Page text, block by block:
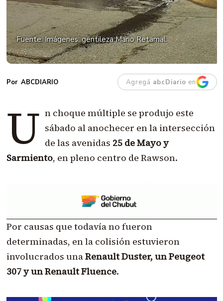
ABCDIARIO Agregá abcDiario en
Fuente: Imágenes: gentileza Mario Retamal.
U n choque múltiple se produjo este
sábado al anochecer en la intersección
de las avenidas 25 de Mayo y
Sarmiento, en pleno centro de Rawson.
Por causas que todavía no fueron
determinadas, en la colisión estuvieron
involucrados unaRenault Duster, un Peugeot
307 y un Renault Fluence.